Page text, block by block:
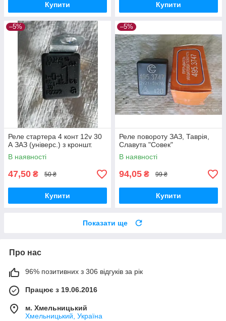
Купити Купити
–5%
Реле стартера 4 конт 12v 30
А ЗАЗ (універс.) з кроншт.
В наявності
47,50 ₴ 50 ₴
Купити
–5%
Реле повороту ЗАЗ, Таврія,
Славута "Совек"
В наявності
94,05 ₴ 99 ₴
Купити
Показати ще
Про нас
96% позитивних з 306 відгуків за рік
Працює з 19.06.2016
м. Хмельницький
Хмельницький, Україна